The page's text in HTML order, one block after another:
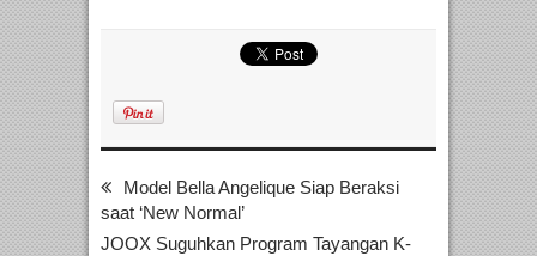
Model Bella Angelique Siap Beraksi
saat ‘New Normal’
JOOX Suguhkan Program Tayangan K-